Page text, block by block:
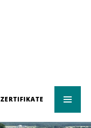
ZERTIFIKATE